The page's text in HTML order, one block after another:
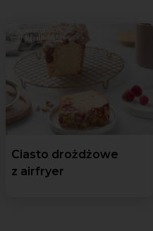
Ciasto drożdżowe
z airfryer